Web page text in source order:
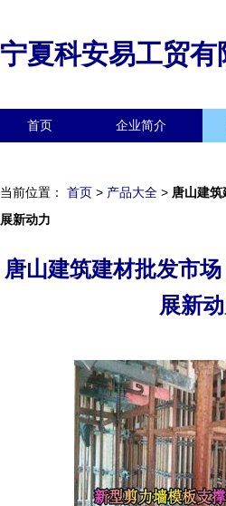
宁夏科安易工贸有
首页 企业简介
当前位置： 首页 > 产品大全 > 唐山建
展新动力
唐山建筑建材批发市
展新